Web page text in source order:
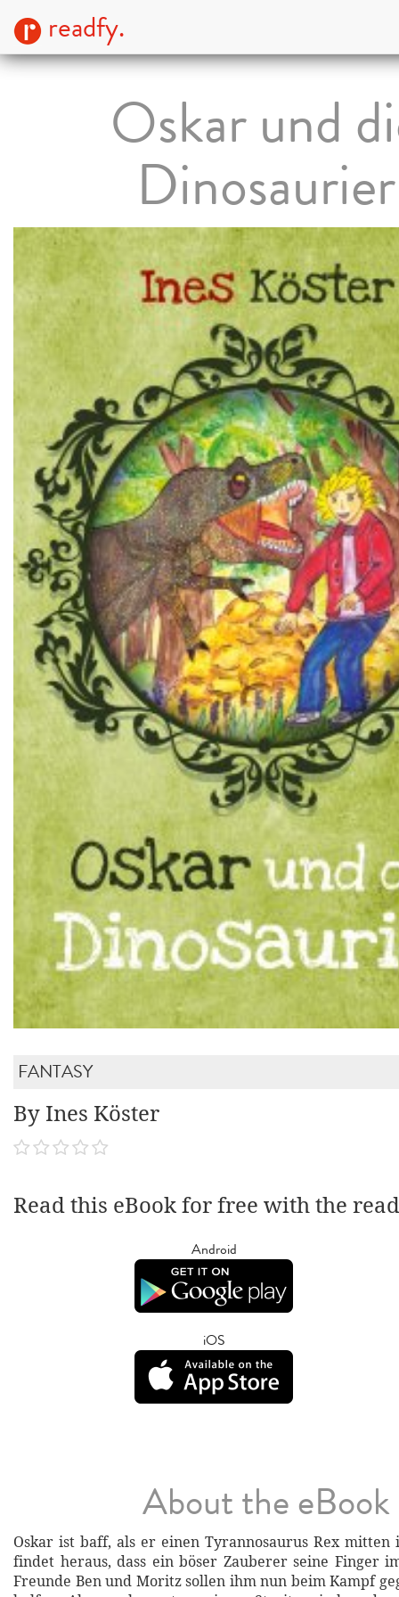
readfy.
Oskar und
Dinosaurier
FANTASY
By Ines Köster
Read this eBook for free with the
Android
iOS
About the eBook
Oskar ist baff, als er einen Tyrannosaurus Rex
findet heraus, dass ein böser Zauberer seine Finger
Freunde Ben und Moritz sollen ihm nun beim Kampf